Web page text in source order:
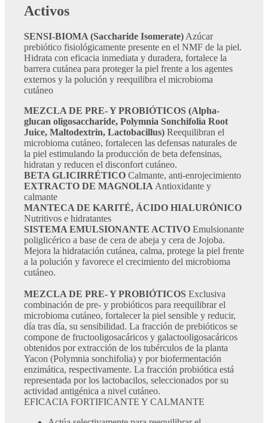
Activos
​SENSI-BIOMA (Saccharide Isomerate) Azúcar
prebiótico fisiológicamente presente en el NMF de la piel.
Hidrata con eficacia inmediata y duradera, fortalece la
barrera cutánea para proteger la piel frente a los agentes
externos y la polución y reequilibra el microbioma
cutáneo
MEZCLA DE PRE- Y PROBIÓTICOS (Alpha-
glucan oligosaccharide, Polymnia Sonchifolia Root
Juice, Maltodextrin, Lactobacillus) Reequilibran el
microbioma cutáneo, fortalecen las defensas naturales de
la piel estimulando la producción de beta defensinas,
hidratan y reducen el disconfort cutáneo.
BETA GLICIRRÉTICO Calmante, anti-enrojecimiento
EXTRACTO DE MAGNOLIA Antioxidante y
calmante
MANTECA DE KARITÉ, ÁCIDO HIALURÓNICO
Nutritivos e hidratantes
SISTEMA EMULSIONANTE ACTIVO Emulsionante
poliglicérico a base de cera de abeja y cera de Jojoba.
Mejora la hidratación cutánea, calma, protege la piel frente
a la polución y favorece el crecimiento del microbioma
cutáneo.
​MEZCLA DE PRE- Y PROBIÓTICOS Exclusiva
combinación de pre- y probióticos para reequilibrar el
microbioma cutáneo, fortalecer la piel sensible y reducir,
día tras día, su sensibilidad. La fracción de prebióticos se
compone de fructooligosacáricos y galactooligosacáricos
obtenidos por extracción de los tubérculos de la planta
Yacon (Polymnia sonchifolia) y por biofermentación
enzimática, respectivamente. La fracción probiótica está
representada por los lactobacilos, seleccionados por su
actividad antigénica a nivel cutáneo.
EFICACIA FORTIFICANTE Y CALMANTE